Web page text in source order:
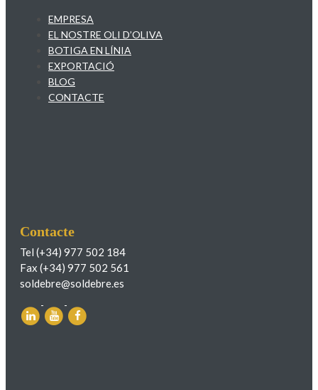
EMPRESA
EL NOSTRE OLI D’OLIVA
BOTIGA EN LÍNIA
EXPORTACIÓ
BLOG
CONTACTE
Contacte
Tel (+34) 977 502 184
Fax (+34) 977 502 561
soldebre@soldebre.es